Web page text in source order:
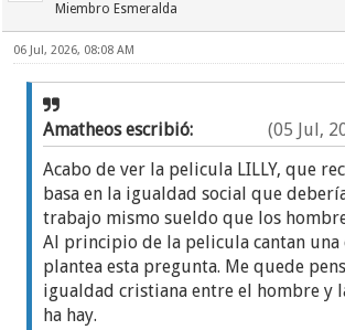
Miembro Esmeralda
06 Jul, 2026, 08:08 AM
(05 Jul,
Amatheos escribió:
Acabo de ver la pelicula LILLY, que
basa en la igualdad social que
trabajo mismo sueldo que los
Al principio de la pelicula cantan una
plantea esta pregunta. Me quede
igualdad cristiana entre el hombre y
ha hay.